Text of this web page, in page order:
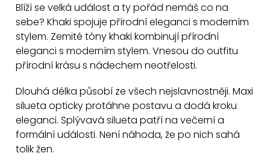
l
á
d
a
í
p
r
v
Blíží se velká událost a ty pořád nemáš co na
sebe? Khaki spojuje přírodní eleganci s moderním
stylem. Zemité tóny khaki kombinují přírodní
eleganci s moderním stylem. Vnesou do outfitu
přírodní krásu s nádechem neotřelosti.
Dlouhá délka působí ze všech nejslavnostněji. Maxi
silueta opticky protáhne postavu a dodá kroku
eleganci. Splývavá silueta patří na večerní a
formální události. Není náhoda, že po nich sahá
tolik žen.